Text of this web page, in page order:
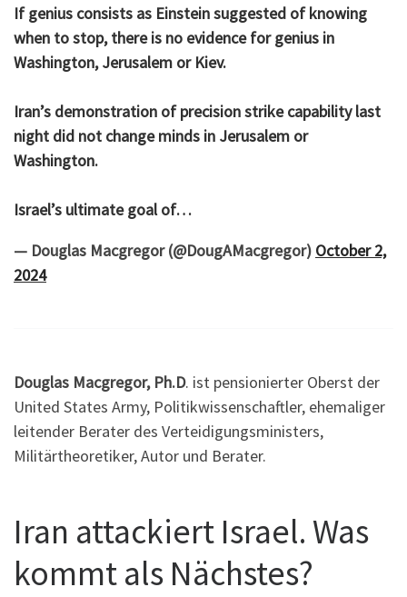
If genius consists as Einstein suggested of knowing
when to stop, there is no evidence for genius in
Washington, Jerusalem or Kiev.
Iran’s demonstration of precision strike capability last
night did not change minds in Jerusalem or
Washington.
Israel’s ultimate goal of…
— Douglas Macgregor (@DougAMacgregor) October 2,
2024
Douglas Macgregor, Ph.D. ist pensionierter Oberst der
United States Army, Politikwissenschaftler, ehemaliger
leitender Berater des Verteidigungsministers,
Militärtheoretiker, Autor und Berater.
Iran attackiert Israel. Was
kommt als Nächstes?